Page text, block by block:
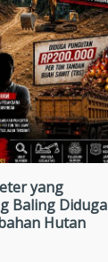
yang
Baling Diduga
Hutan